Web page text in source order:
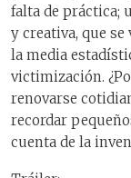
falta de práctica;
y creativa, que
la media
victimización.
renovarse
recordar
cuenta de la